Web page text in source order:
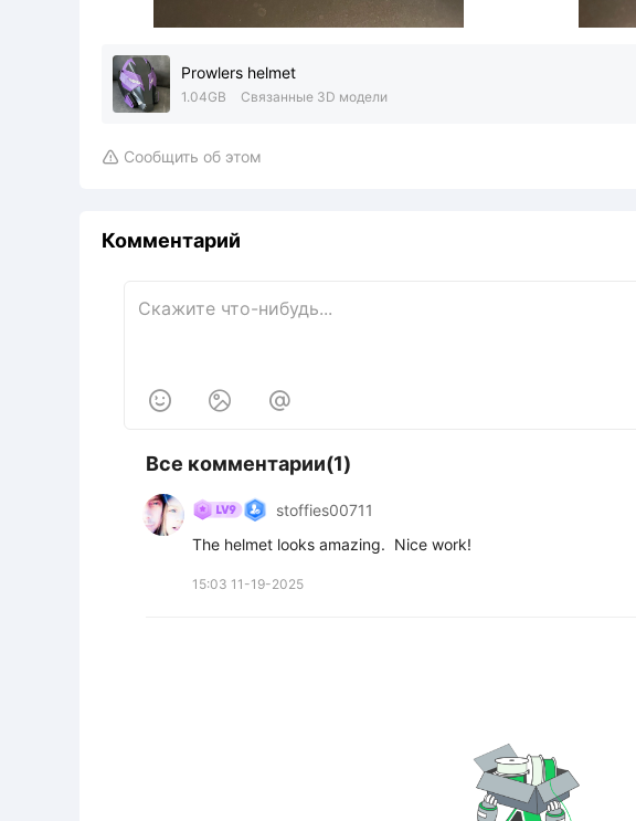
Prowlers helmet
1.04GB Связанные 3D модели
 Сообщить об этом
Комментарий
  
Все комментарии(1)
stoffies00711
The helmet looks amazing.  Nice work!
15:03 11-19-2025